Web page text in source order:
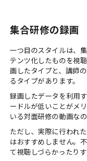
集合研修の録画
一つ目のスタイルは、
テンツ化したものを視
画したタイプと、講師
るタイプがあります。
録画したデータを利用
ードルが低いことがメ
いる対面研修の動画な
ただし、実際に行われ
はおすすめしません。
て視聴しづらかったりす